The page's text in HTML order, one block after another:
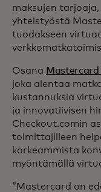
maksujen
yhteistyöstä
tuodakseen
Osana
joka alentaa
kustannuksia
ja innovatiivisen
Checkout.comin
toimittajilleen
korkeammista
myöntämällä
”Mastercard on